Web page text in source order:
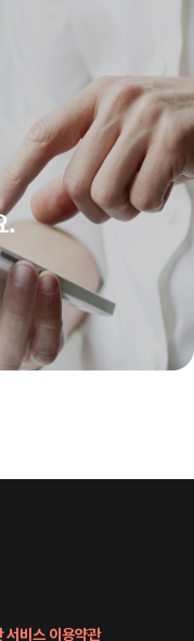
.
서비스 이용약관